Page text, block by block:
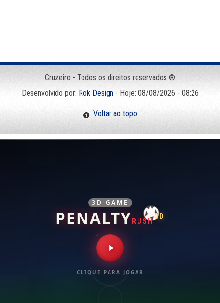
Cruzeiro - Todos os direitos reservados ®
Desenvolvido por: Rok Design- Hoje: 08/08/2026 - 08:26
Voltar ao topo
3D GAME
PENALTY RUSH
3D
CLIQUE PARA JOGAR